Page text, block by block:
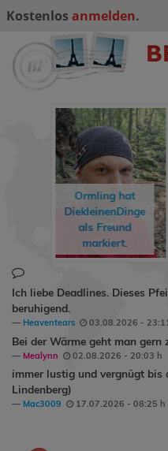
Kostenlos anmelden.
Ormlinghat
DiekleinenDinge
als Freund
markiert.
Ich liebe Deadlines. Dieses
beruhigend.
Heaventears 03.08.2026 -
Bei der Wärme geht man gern
Mealynn 02.08.2026 - 20:03 h
immer lustig und vergnügt bis
Lindenberg)
Mac3009 17.07.2026 - 08:25 h